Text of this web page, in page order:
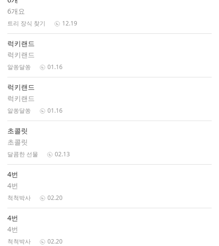
6개요
트리 장식 찾기 12.19
럭키랜드
럭키랜드
알쏭달쏭 01.16
럭키랜드
럭키랜드
알쏭달쏭 01.16
초콜릿
초콜릿
달콤한 선물 02.13
4번
4번
척척박사 02.20
4번
4번
척척박사 02.20